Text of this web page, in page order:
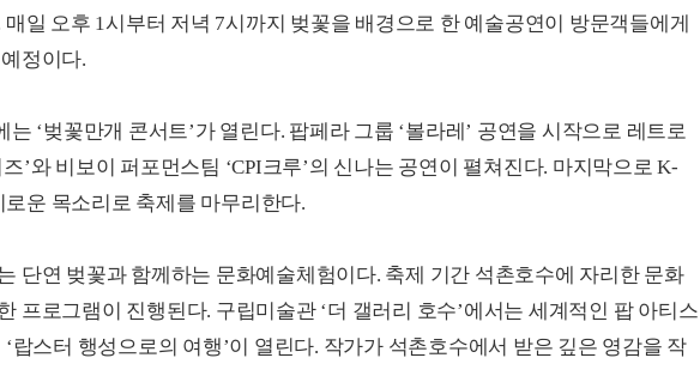
일 오후 1시부터 저녁 7시까지 벚꽃을 배경으로 한 예술공연이 방문객들에게
정이다.
는 ‘벚꽃만개 콘서트’가 열린다. 팝페라 그룹 ‘볼라레’ 공연을 시작으로 레트로
’와 비보이 퍼포먼스팀 ‘CPI크루’의 신나는 공연이 펼쳐진다. 마지막으로 K-
로운 목소리로 축제를 마무리한다.
단연 벚꽃과 함께하는 문화예술체험이다. 축제 기간 석촌호수에 자리한 문화
프로그램이 진행된다. 구립미술관 ‘더 갤러리 호수’에서는 세계적인 팝 아티스
랍스터 행성으로의 여행’이 열린다. 작가가 석촌호수에서 받은 깊은 영감을 작